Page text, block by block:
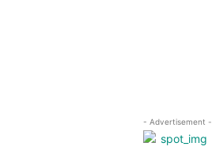
- Advertisement -